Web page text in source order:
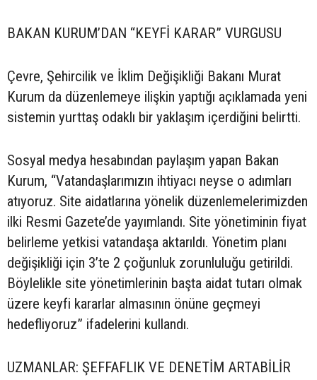
BAKAN KURUM’DAN “KEYFİ KARAR” VURGUSU
Çevre, Şehircilik ve İklim Değişikliği Bakanı Murat
Kurum da düzenlemeye ilişkin yaptığı açıklamada yeni
sistemin yurttaş odaklı bir yaklaşım içerdiğini belirtti.
Sosyal medya hesabından paylaşım yapan Bakan
Kurum, “Vatandaşlarımızın ihtiyacı neyse o adımları
atıyoruz. Site aidatlarına yönelik düzenlemelerimizden
ilki Resmi Gazete’de yayımlandı. Site yönetiminin fiyat
belirleme yetkisi vatandaşa aktarıldı. Yönetim planı
değişikliği için 3’te 2 çoğunluk zorunluluğu getirildi.
Böylelikle site yönetimlerinin başta aidat tutarı olmak
üzere keyfi kararlar almasının önüne geçmeyi
hedefliyoruz” ifadelerini kullandı.
UZMANLAR: ŞEFFAFLIK VE DENETİM ARTABİLİR